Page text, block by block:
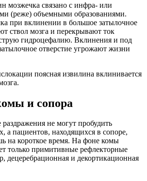
мозжечка связано с инфра- или
(реже) объемными образованиями.
при вклинении в большое затылочное
ствол мозга и перекрывают ток
гидроцефалию. Вклинения и под
отверстие угрожают жизни
поясная извилина вклинивается
и сопора
не могут пробудить
а пациентов, находящихся в сопоре,
на короткое время. На фоне комы
только примитивные рефлекторные
децеребрационная и декортикационная